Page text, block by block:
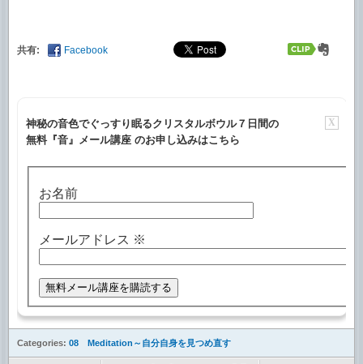
共有: Facebook
X
神秘の音色でぐっすり眠るクリスタルボウル７日間の
無料『音』メール講座 のお申し込みはこちら
お名前
メールアドレス ※
Categories: 08 Meditation～自分自身を見つめ直す